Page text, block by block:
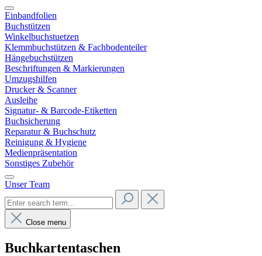
Einbandfolien
Buchstützen
Winkelbuchstuetzen
Klemmbuchstützen & Fachbodenteiler
Hängebuchstützen
Beschriftungen & Markierungen
Umzugshilfen
Drucker & Scanner
Ausleihe
Signatur- & Barcode-Etiketten
Buchsicherung
Reparatur & Buchschutz
Reinigung & Hygiene
Medienpräsentation
Sonstiges Zubehör
Unser Team
Close menu
Buchkartentaschen